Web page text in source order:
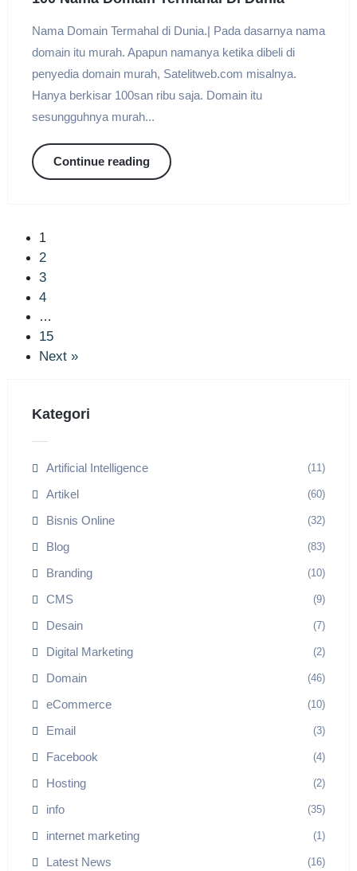
Nama Domain Termahal di Dunia.| Pada dasarnya nama
domain itu murah. Apapun namanya ketika dibeli di
penyedia domain murah, Satelitweb.com misalnya.
Hanya berkisar 100san ribu saja. Domain itu
sesungguhnya murah...
Continue reading
1
2
3
4
…
15
Next »
Kategori
Artificial Intelligence (11)
Artikel (60)
Bisnis Online (32)
Blog (83)
Branding (10)
CMS (9)
Desain (7)
Digital Marketing (2)
Domain (46)
eCommerce (10)
Email (3)
Facebook (4)
Hosting (2)
info (35)
internet marketing (1)
Latest News (16)